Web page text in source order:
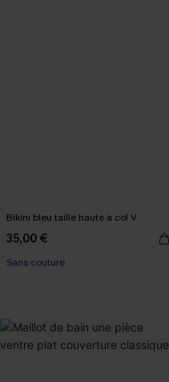
Bikini bleu taille haute à col V
35,00 €
Sans couture